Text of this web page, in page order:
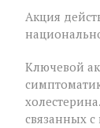
Акция
Ключевой
связанных